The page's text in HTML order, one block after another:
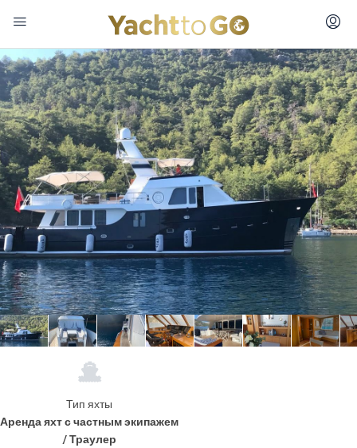
Тип яхты
Аренда яхт с частным экипажем
/ Траулер